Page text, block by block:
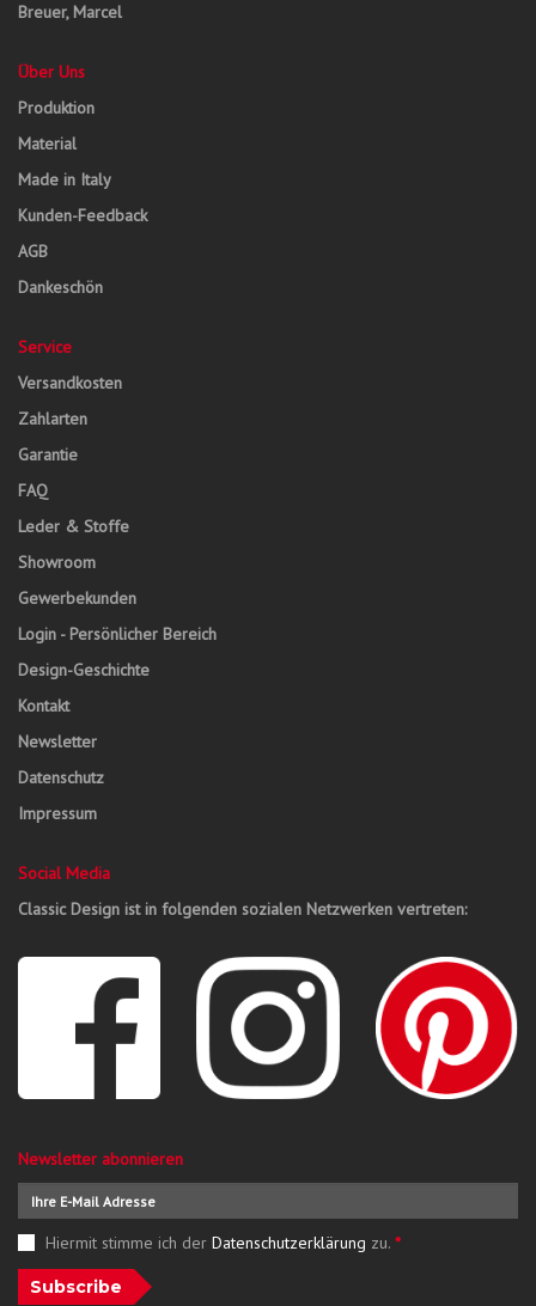
Breuer, Marcel
Über Uns
Produktion
Material
Made in Italy
Kunden-Feedback
AGB
Dankeschön
Service
Versandkosten
Zahlarten
Garantie
FAQ
Leder & Stoffe
Showroom
Gewerbekunden
Login - Persönlicher Bereich
Design-Geschichte
Kontakt
Newsletter
Datenschutz
Impressum
Social Media
Classic Design ist in folgenden sozialen Netzwerken vertreten:
Newsletter abonnieren
Hiermit stimme ich der Datenschutzerklärung zu. *
Subscribe